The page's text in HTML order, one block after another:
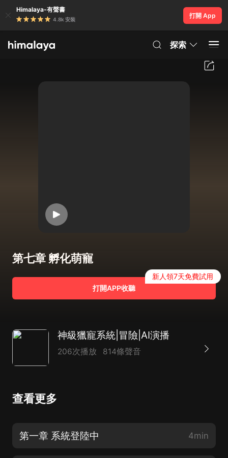
Himalaya-有聲書
4.8k 安裝
打開 App
探索
第七章 孵化萌寵
打開APP收聽
新人領7天免費試用
神級獵寵系統|冒險|AI演播
206次播放 814條聲音
查看更多
第一章 系統登陸中 4min